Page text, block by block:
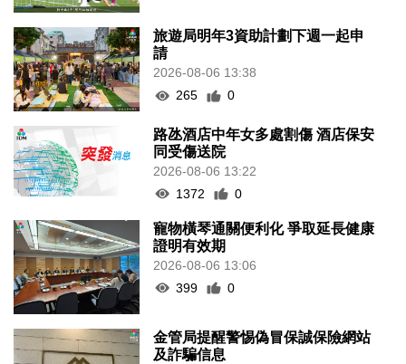
旅遊局明年3資助計劃下週一起申
請
2026-08-06 13:38
265
0
路氹酒店中年女多處割傷 酒店保安
同受傷送院
2026-08-06 13:22
1372
0
寵物橫琴通關便利化 爭取延長健康
證明有效期
2026-08-06 13:06
399
0
金管局提醒警惕偽冒保誠保險網站
及詐騙信息